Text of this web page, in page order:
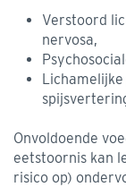
Verstoord
nervosa,
Onvoldoende
eetstoornis kan
risico op)